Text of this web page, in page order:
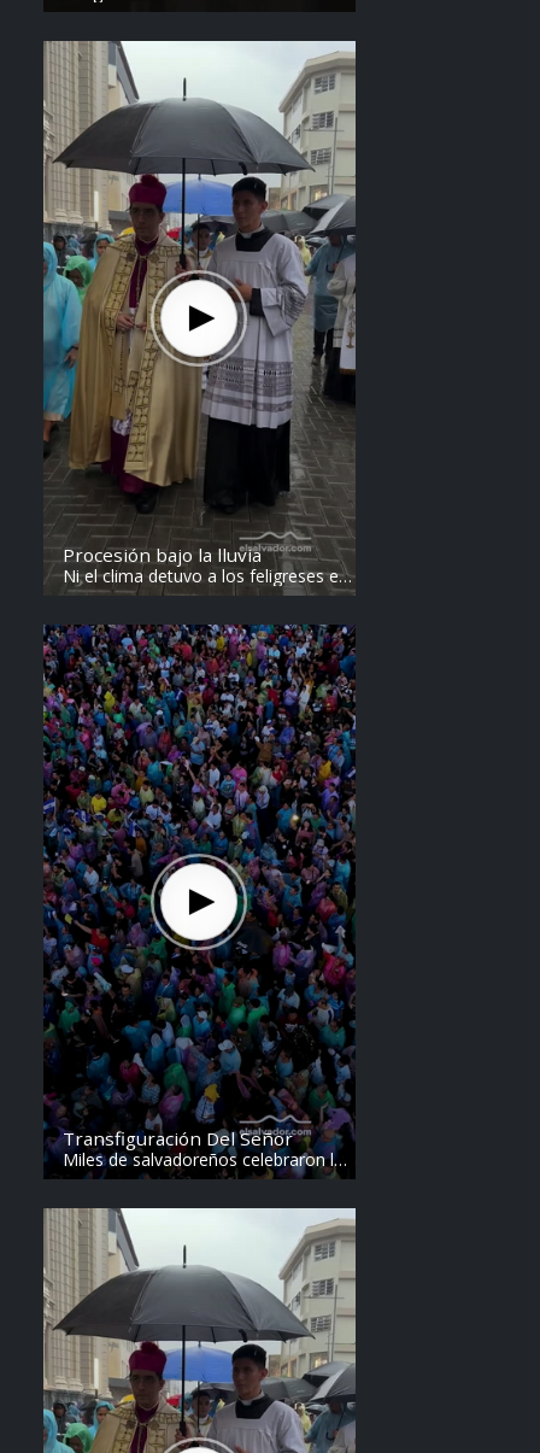
Procesión bajo la lluvia
Ni el clima detuvo a los feligreses en
el recorrido del Divino Salvador del
Steven Anzora
Transfiguración Del Señor
Miles de salvadoreños celebraron la
Transfiguración del Divino Salvador
Steven Anzora